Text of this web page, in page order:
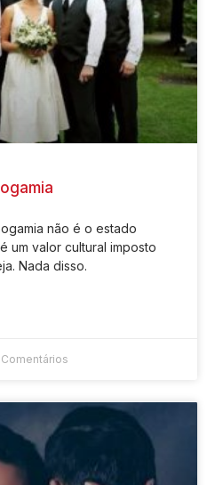
não é o estado
um valor cultural imposto
Nada disso.
Comentários